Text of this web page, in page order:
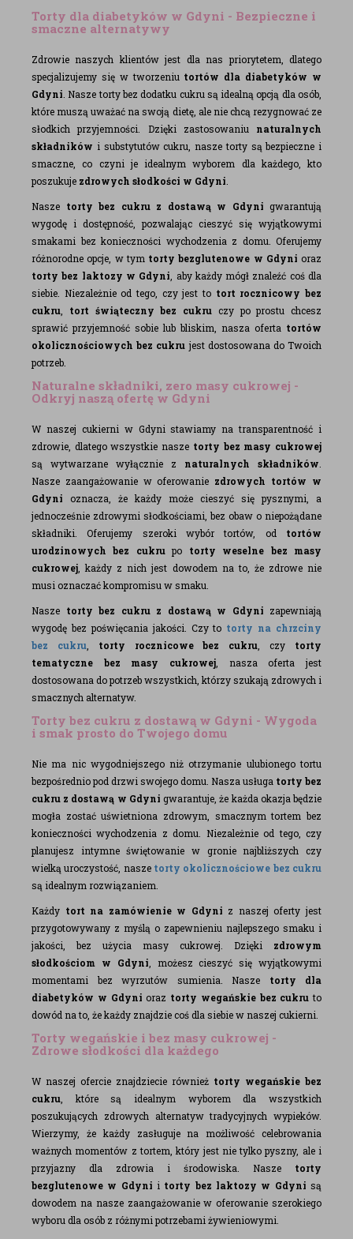
Torty dla diabetyków w Gdyni - Bezpieczne i
smaczne alternatywy
Zdrowie naszych klientów jest dla nas priorytetem, dlatego
specjalizujemy się w tworzeniu tortów dla diabetyków w
Gdyni . Nasze torty bez dodatku cukru są idealną opcją dla osób,
które muszą uważać na swoją dietę, ale nie chcą rezygnować ze
słodkich przyjemności. Dzięki zastosowaniu naturalnych
składników i substytutów cukru, nasze torty są bezpieczne i
smaczne, co czyni je idealnym wyborem dla każdego, kto
poszukuje zdrowych słodkości w Gdyni
Nasze torty bez cukru z dostawą w Gdyni gwarantują
wygodę i dostępność, pozwalając cieszyć się wyjątkowymi
smakami bez konieczności wychodzenia z domu. Oferujemy
różnorodne opcje, w tym torty bezglutenowe w Gdyni oraz
torty bez laktozy w Gdyni , aby każdy mógł znaleźć coś dla
siebie. Niezależnie od tego, czy jest to tort rocznicowy bez
cukru
tort świąteczny bez cukru czy po prostu chcesz
sprawić przyjemność sobie lub bliskim, nasza oferta tortów
okolicznościowych bez cukru jest dostosowana do Twoich
potrzeb.
Naturalne składniki, zero masy cukrowej -
Odkryj naszą ofertę w Gdyni
W naszej cukierni w Gdyni stawiamy na transparentność i
zdrowie, dlatego wszystkie nasze torty bez masy cukrowej
są wytwarzane wyłącznie z naturalnych składników
Nasze zaangażowanie w oferowanie zdrowych tortów w
Gdyni oznacza, że każdy może cieszyć się pysznymi, a
jednocześnie zdrowymi słodkościami, bez obaw o niepożądane
składniki. Oferujemy szeroki wybór tortów, od tortów
urodzinowych bez cukrupo torty weselne bez masy
cukrowej , każdy z nich jest dowodem na to, że zdrowe nie
musi oznaczać kompromisu w smaku.
Nasze torty bez cukru z dostawą w Gdyni zapewniają
wygodę bez poświęcania jakości. Czy to torty na chrzciny
bez cukru
torty rocznicowe bez cukru , czy torty
tematyczne bez masy cukrowej , nasza oferta jest
dostosowana do potrzeb wszystkich, którzy szukają zdrowych i
smacznych alternatyw.
Torty bez cukru z dostawą w Gdyni - Wygoda
i smak prosto do Twojego domu
Nie ma nic wygodniejszego niż otrzymanie ulubionego tortu
bezpośrednio pod drzwi swojego domu. Nasza usługa torty bez
cukru z dostawą w Gdyni gwarantuje, że każda okazja będzie
mogła zostać uświetniona zdrowym, smacznym tortem bez
konieczności wychodzenia z domu. Niezależnie od tego, czy
planujesz intymne świętowanie w gronie najbliższych czy
wielką uroczystość, nasze torty okolicznościowe bez cukru
są idealnym rozwiązaniem.
Każdy tort na zamówienie w Gdyni z naszej oferty jest
przygotowywany z myślą o zapewnieniu najlepszego smaku i
jakości, bez użycia masy cukrowej. Dzięki zdrowym
słodkościom w Gdyni , możesz cieszyć się wyjątkowymi
momentami bez wyrzutów sumienia. Nasze torty dla
diabetyków w Gdyni oraz torty wegańskie bez cukru to
dowód na to, że każdy znajdzie coś dla siebie w naszej cukierni.
Torty wegańskie i bez masy cukrowej -
Zdrowe słodkości dla każdego
W naszej ofercie znajdziecie również torty wegańskie bez
cukru , które są idealnym wyborem dla wszystkich
poszukujących zdrowych alternatyw tradycyjnych wypieków.
Wierzymy, że każdy zasługuje na możliwość celebrowania
ważnych momentów z tortem, który jest nie tylko pyszny, ale i
przyjazny dla zdrowia i środowiska. Nasze torty
bezglutenowe w Gdyni i torty bez laktozy w Gdyni są
dowodem na nasze zaangażowanie w oferowanie szerokiego
wyboru dla osób z różnymi potrzebami żywieniowymi.